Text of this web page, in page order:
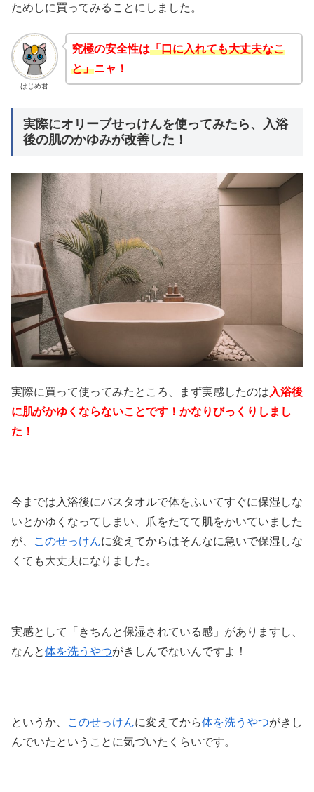
ためしに買ってみることにしました。
はじめ君
究極の安全性は「口に入れても大丈夫なこ
と」ニャ！
実際にオリーブせっけんを使ってみたら、入浴
後の肌のかゆみが改善した！
実際に買って使ってみたところ、まず実感したのは 入浴後
に肌がかゆくならないことです！かなりびっくりしまし
た！
今までは入浴後にバスタオルで体をふいてすぐに保湿しな
いとかゆくなってしまい、爪をたてて肌をかいていました
が、
このせっけんに変えてからはそんなに急いで保湿しな
くても大丈夫になりました。
実感として「きちんと保湿されている感」がありますし、
なんと体を洗うやつがきしんでないんですよ！
というか、 このせっけんに変えてから体を洗うやつがきし
んでいたということに気づいたくらいです。